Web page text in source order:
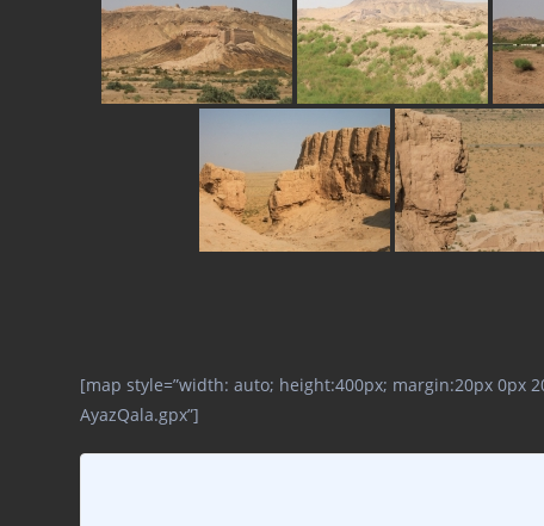
[map style=”width: auto; height:400px; margin:20px 0px
AyazQala.gpx”]